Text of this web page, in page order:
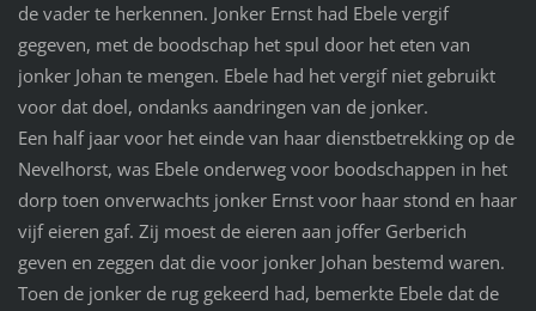
de vader te herkennen. Jonker Ernst had Ebele vergif
gegeven, met de boodschap het spul door het eten van
jonker Johan te mengen. Ebele had het vergif niet gebruikt
voor dat doel, ondanks aandringen van de jonker.
Een half jaar voor het einde van haar dienstbetrekking op de
Nevelhorst, was Ebele onderweg voor boodschappen in het
dorp toen onverwachts jonker Ernst voor haar stond en haar
vijf eieren gaf. Zij moest de eieren aan joffer Gerberich
geven en zeggen dat die voor jonker Johan bestemd waren.
Toen de jonker de rug gekeerd had, bemerkte Ebele dat de